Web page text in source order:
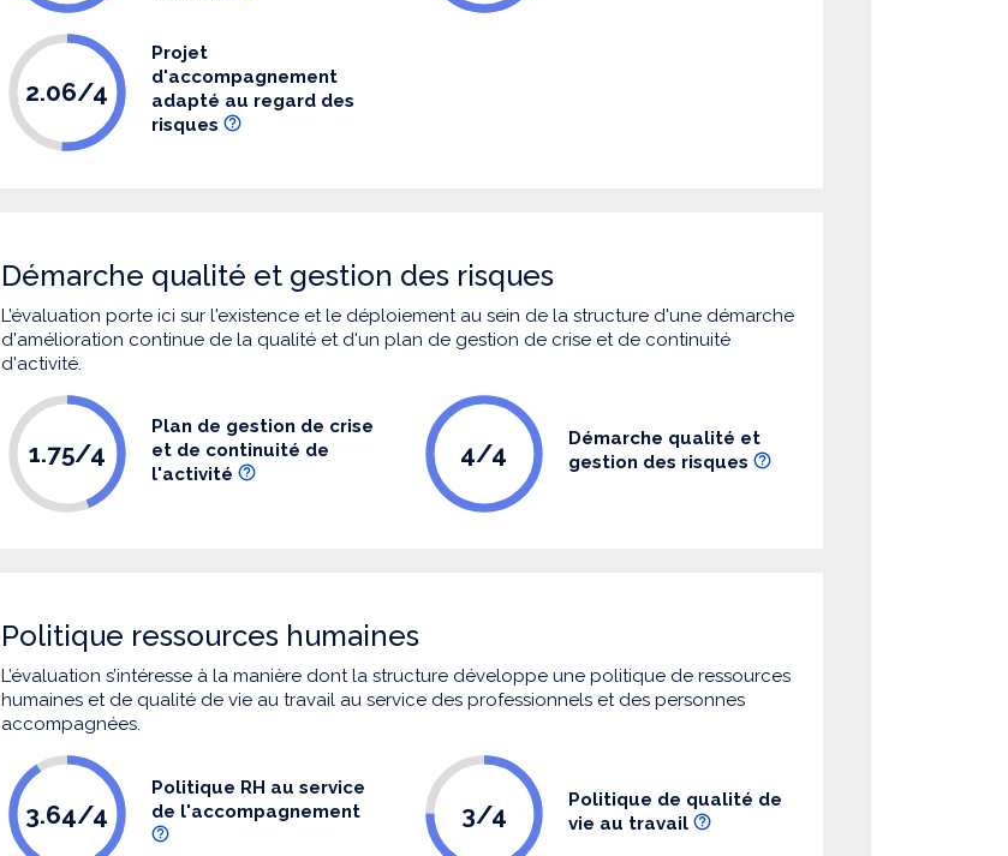
2.06/4
Projet
d'accompagnement
adapté au regard des
risques
Démarche qualité et gestion des risques
L’évaluation porte ici sur l'existence et le déploiement au sein de la structure d'une démarche
d'amélioration continue de la qualité et d'un plan de gestion de crise et de continuité
d'activité.
1.75/4
Plan de gestion de crise
et de continuité de
l'activité
4/4
Démarche qualité et
gestion des risques
Politique ressources humaines
L’évaluation s’intéresse à la manière dont la structure développe une politique de ressources
humaines et de qualité de vie au travail au service des professionnels et des personnes
accompagnées.
3.64/4
Politique RH au service
de l'accompagnement
3/4
Politique de qualité de
vie au travail